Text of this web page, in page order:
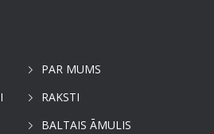
PAR MUMS
RAKSTI
BALTAIS ĀMULIS